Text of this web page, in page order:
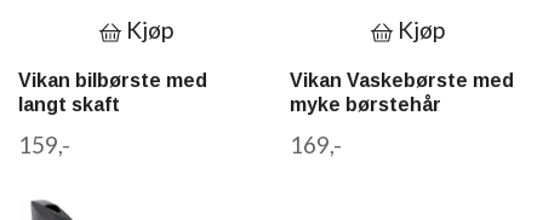
Kjøp
Vikan bilbørste med
langt skaft
159,-
Kjøp
Vikan Vaskebørste med
myke børstehår
169,-